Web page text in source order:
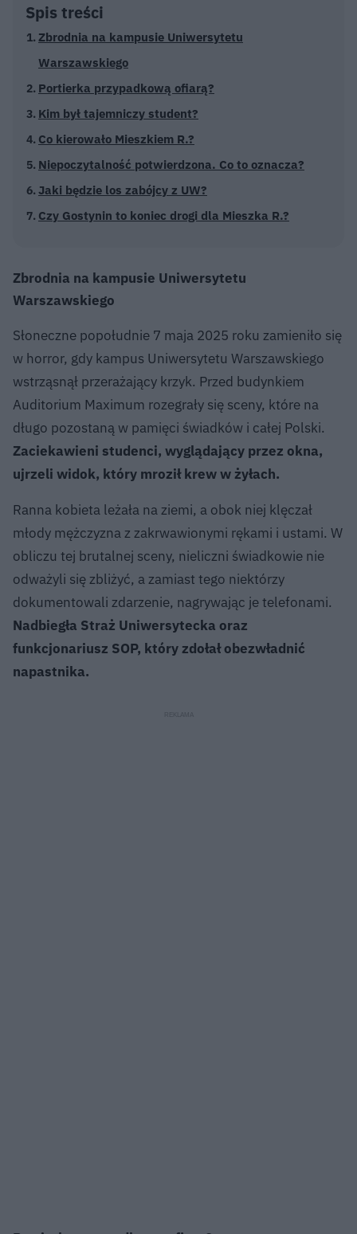
Spis treści
Zbrodnia na kampusie Uniwersytetu
Warszawskiego
Portierka przypadkową ofiarą?
Kim był tajemniczy student?
Co kierowało Mieszkiem R.?
Niepoczytalność potwierdzona. Co to oznacza?
Jaki będzie los zabójcy z UW?
Czy Gostynin to koniec drogi dla Mieszka R.?
Zbrodnia na kampusie Uniwersytetu
Warszawskiego
Słoneczne popołudnie 7 maja 2025 roku zamieniło się
w horror, gdy kampus Uniwersytetu Warszawskiego
wstrząsnął przerażający krzyk. Przed budynkiem
Auditorium Maximum rozegrały się sceny, które na
długo pozostaną w pamięci świadków i całej Polski.
Zaciekawieni studenci, wyglądający przez okna,
ujrzeli widok, który mroził krew w żyłach.
Ranna kobieta leżała na ziemi, a obok niej klęczał
młody mężczyzna z zakrwawionymi rękami i ustami. W
obliczu tej brutalnej sceny, nieliczni świadkowie nie
odważyli się zbliżyć, a zamiast tego niektórzy
dokumentowali zdarzenie, nagrywając je telefonami.
Nadbiegła Straż Uniwersytecka oraz
funkcjonariusz SOP, który zdołał obezwładnić
napastnika.